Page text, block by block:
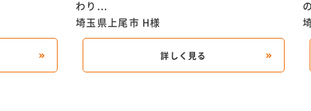
わり...
埼玉県上尾市 H様
詳しく見る